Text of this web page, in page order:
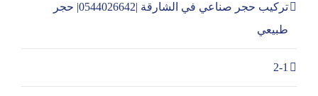
تركيب حجر صناعي في الشارقة |0544026642| حجر
طبيعي
2-1